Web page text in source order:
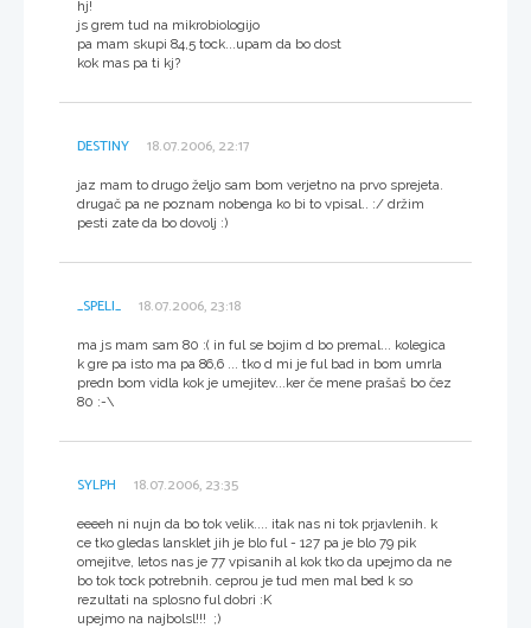
hj!
js grem tud na mikrobiologijo
pa mam skupi 84,5 tock...upam da bo dost
kok mas pa ti kj?
DESTINY 18.07.2006, 22:17
jaz mam to drugo željo sam bom verjetno na prvo sprejeta.
drugač pa ne poznam nobenga ko bi to vpisal.. :/ držim
pesti zate da bo dovolj :)
_SPELI_ 18.07.2006, 23:18
ma js mam sam 80 :( in ful se bojim d bo premal... kolegica
k gre pa isto ma pa 86,6 ... tko d mi je ful bad in bom umrla
predn bom vidla kok je umejitev...ker če mene prašaš bo čez
80 :-\
SYLPH 18.07.2006, 23:35
eeeeh ni nujn da bo tok velik.... itak nas ni tok prjavlenih. k
ce tko gledas lansklet jih je blo ful - 127 pa je blo 79 pik
omejitve, letos nas je 77 vpisanih al kok tko da upejmo da ne
bo tok tock potrebnih. ceprou je tud men mal bed k so
rezultati na splosno ful dobri :K
upejmo na najbolsl!!! ;)